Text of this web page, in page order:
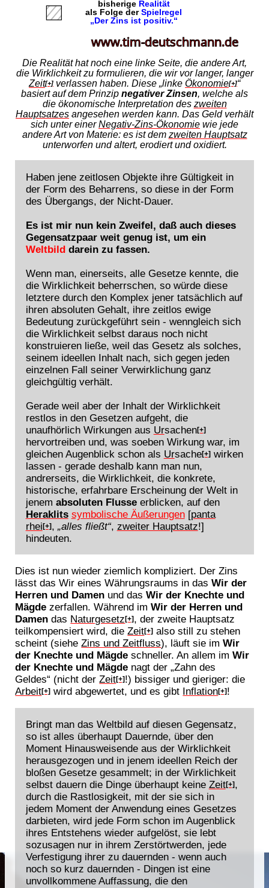
Die Realität hat noch eine linke Seite, die andere Art,
die Wirklichkeit zu formulieren, die wir vor langer, langer
Zeit[+] verlassen haben. Diese „linke Ökonomie[+]“
basiert auf dem Prinzip negativer Zinsen, welche als
die ökonomische Interpretation des zweiten
Hauptsatzes angesehen werden kann. Das Geld verhält
sich unter einerNegativ-Zins-Ökonomie wie jede
andere Art von Materie: es ist dem zweiten Hauptsatz
unterworfen und altert, erodiert und oxidiert.
Haben jene zeitlosen Objekte ihre Gültigkeit in
der Form des Beharrens, so diese in der Form
des Übergangs, der Nicht-Dauer.
Es ist mir nun kein Zweifel, daß auch dieses
Gegensatzpaar weit genug ist, um ein
Weltbilddarein zu fassen.
Wenn man, einerseits, alle Gesetze kennte, die
die Wirklichkeit beherrschen, so würde diese
letztere durch den Komplex jener tatsächlich auf
ihren absoluten Gehalt, ihre zeitlos ewige
Bedeutung zurückgeführt sein - wenngleich sich
die Wirklichkeit selbst daraus noch nicht
konstruieren ließe, weil das Gesetz als solches,
seinem ideellen Inhalt nach, sich gegen jeden
einzelnen Fall seiner Verwirklichung ganz
gleichgültig verhält.
Gerade weil aber der Inhalt der Wirklichkeit
restlos in den Gesetzen aufgeht, die
unaufhörlich Wirkungen aus Ursachen[+]
hervortreiben und, was soeben Wirkung war, im
gleichen Augenblick schon als Ursache[+]wirken
lassen - gerade deshalb kann man nun,
andrerseits, die Wirklichkeit, die konkrete,
historische, erfahrbare Erscheinung der Welt in
jenem absoluten Flusseerblicken, auf den
Heraklits symbolische Äußerungen[panta
rhei[+], „alles fließt“, zweiter Hauptsatz!]
hindeuten.
Dies ist nun wieder ziemlich kompliziert. Der Zins
lässt das Wir eines Währungsraums in dasWir der
Herren und Damen und dasWir der Knechte und
Mägde zerfallen. Während imWir der Herren und
Damen das Naturgesetz[+] , der zweite Hauptsatz
teilkompensiert wird, dieZeit[+] also still zu stehen
scheint (sieheZins und Zeitfluss), läuft sie imWir
der Knechte und Mägde schneller. An allem imWir
der Knechte und Mägde nagt der „Zahn des
Geldes“ (nicht derZeit[+] !) bissiger und gieriger: die
Arbeit[+] wird abgewertet, und es gibt Inflation[+] !
Bringt man das Weltbild auf diesen Gegensatz,
so ist alles überhaupt Dauernde, über den
Moment Hinausweisende aus der Wirklichkeit
herausgezogen und in jenem ideellen Reich der
bloßen Gesetze gesammelt; in der Wirklichkeit
selbst dauern die Dinge überhaupt keine Zeit[+],
durch die Rastlosigkeit, mit der sie sich in
jedem Moment der Anwendung eines Gesetzes
darbieten, wird jede Form schon im Augenblick
ihres Entstehens wieder aufgelöst, sie lebt
sozusagen nur in ihrem Zerstörtwerden, jede
Verfestigung ihrer zu dauernden - wenn auch
noch so kurz dauernden - Dingen ist eine
unvollkommene Auffassung, die den